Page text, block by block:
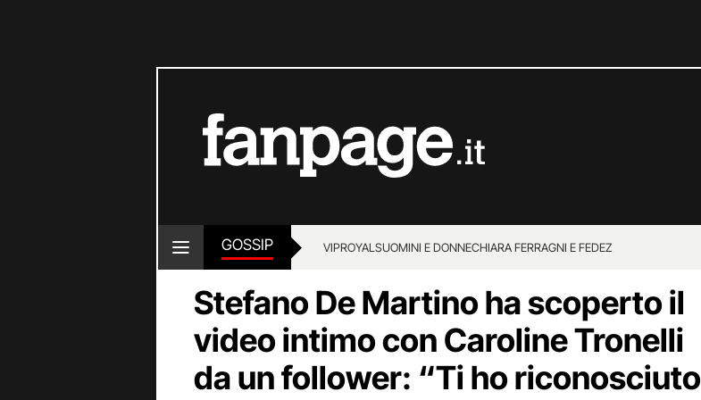
GOSSIP VIPROYALSUOMINI E DONNECHIARA FERRAGNI E FEDEZ
Stefano De Martino ha scoperto il
video intimo con Caroline Tronelli
da un follower: “Ti ho riconosciuto